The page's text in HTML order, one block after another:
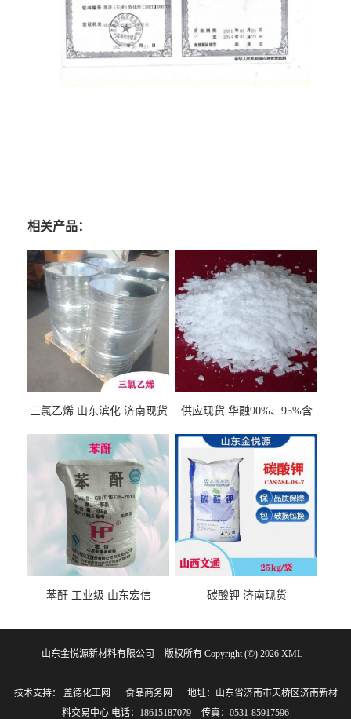
相关产品：
三氯乙烯 山东滨化 济南现货
供应现货 华融90%、95%含
苯酐 工业级 山东宏信 碳酸钾 济南现货
山东金悦源新材料有限公司 版权所有 Copyright (©) 2026 XML
技术支持： 盖德化工网 食品商务网
地址：山东省济南市天桥区济南新材
料交易中心 电话：18615187079 传真：0531-85917596